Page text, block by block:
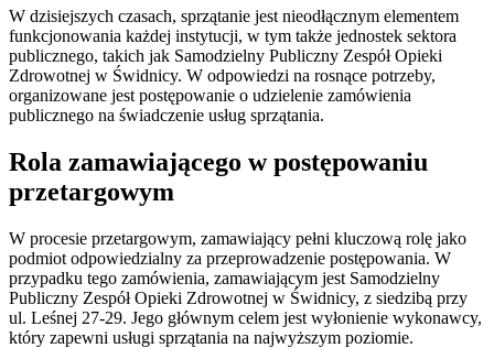
W dzisiejszych czasach, sprzątanie jest nieodłącznym elementem
funkcjonowania każdej instytucji, w tym także jednostek sektora
publicznego, takich jak Samodzielny Publiczny Zespół Opieki
Zdrowotnej w Świdnicy. W odpowiedzi na rosnące potrzeby,
organizowane jest postępowanie o udzielenie zamówienia
publicznego na świadczenie usług sprzątania.
Rola zamawiającego w postępowaniu
przetargowym
W procesie przetargowym, zamawiający pełni kluczową rolę jako
podmiot odpowiedzialny za przeprowadzenie postępowania. W
przypadku tego zamówienia, zamawiającym jest Samodzielny
Publiczny Zespół Opieki Zdrowotnej w Świdnicy, z siedzibą przy
ul. Leśnej 27-29. Jego głównym celem jest wyłonienie wykonawcy,
który zapewni usługi sprzątania na najwyższym poziomie.